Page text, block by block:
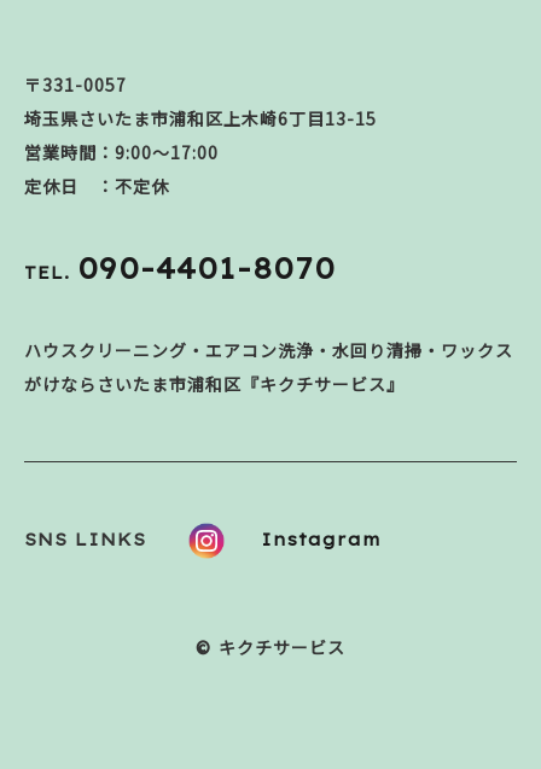
〒331-0057
埼玉県さいたま市浦和区上木崎6丁目13-15
営業時間：9:00～17:00
定休日 ：不定休
TEL. 090-4401-8070
ハウスクリーニング・エアコン洗浄・水回り清掃・ワックス
がけならさいたま市浦和区『キクチサービス』
SNS LINKS Instagram
© キクチサービス